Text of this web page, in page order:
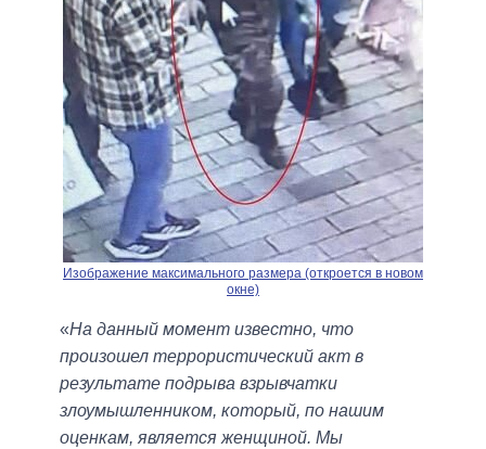
Изображение максимального размера (откроется в новом
окне)
«На данный момент известно, что
произошел террористический акт в
результате подрыва взрывчатки
злоумышленником, который, по нашим
оценкам, является женщиной. Мы